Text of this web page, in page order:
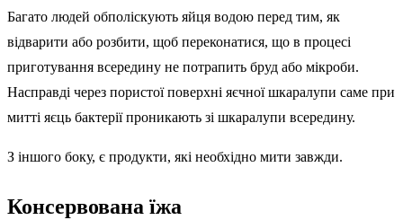
Багато людей обполіскують яйця водою перед тим, як
відварити або розбити, щоб переконатися, що в процесі
приготування всередину не потрапить бруд або мікроби.
Насправді через пористої поверхні яєчної шкаралупи саме при
митті яєць бактерії проникають зі шкаралупи всередину.
З іншого боку, є продукти, які необхідно мити завжди.
Консервована їжа